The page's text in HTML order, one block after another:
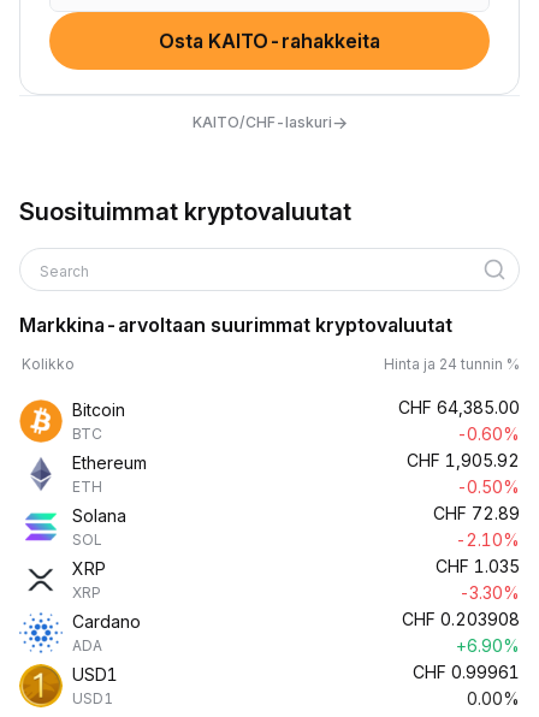
Osta KAITO-rahakkeita
KAITO/CHF-laskuri→
Suosituimmat kryptovaluutat
Search
Markkina-arvoltaan suurimmat kryptovaluutat
Kolikko Hinta ja 24 tunnin %
Bitcoin
BTC
CHF 64,385.00
-0.60%
Ethereum
ETH
CHF 1,905.92
-0.50%
Solana
SOL
CHF 72.89
-2.10%
XRP
XRP
CHF 1.035
-3.30%
Cardano
ADA
CHF 0.203908
+6.90%
USD1
USD1
CHF 0.99961
0.00%